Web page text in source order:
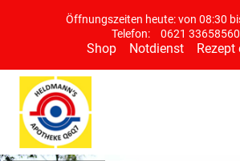
Öffnungszeiten heute: von 08:30
Telefon:
0621 33658560
Shop Notdienst Rezept